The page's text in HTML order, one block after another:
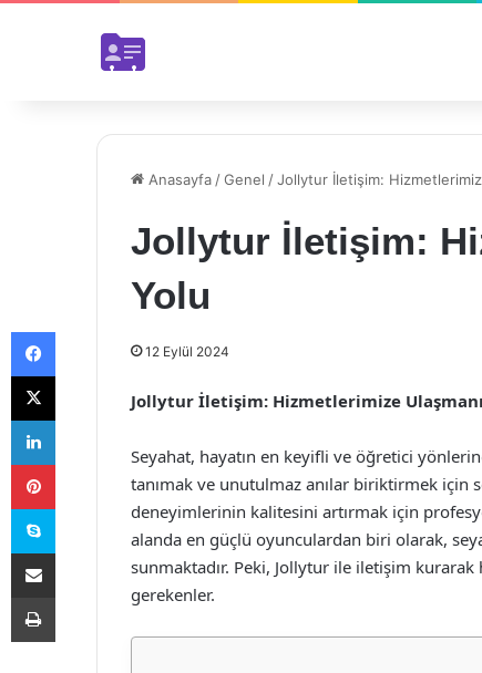
Anasayfa /Genel /Jollytur İletişim:
Jollytur İletişim:
Yolu
12 Eylül 2024
Jollytur İletişim: Hizmetlerimize
Seyahat, hayatın en keyifli ve öğretici
tanımak ve unutulmaz anılar biriktirmek için
deneyimlerinin kalitesini artırmak için
alanda en güçlü oyunculardan biri olarak,
sunmaktadır. Peki, Jollytur ile iletişim
gerekenler.
Facebook
X
LinkedIn
Pinterest
Skype
E-Posta ile paylaş